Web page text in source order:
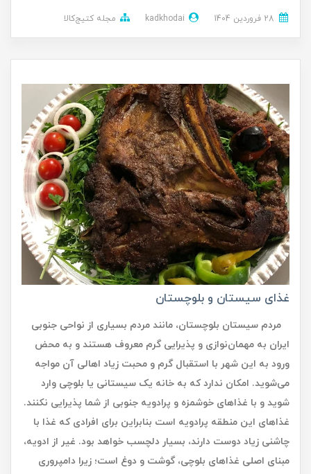
kadkhodai مجله کتیج‌کالا
غذای سیستان و بلوچستان
مردم سیستان بلوچستان، مانند مردم بسیاری از نواحی جنوبی
ایران به مهمان‌نوازی و پذیرایی گرم معروف هستند و به محض
ورود به این شهر با استقبال گرم و محبت زیاد اهالی آن مواجه
می‌شوید. امکان ندارد که به خانه یک سیستانی یا بلوچی وارد
شوید و با غذاهای خوشمزه و پرادویه جنوبی از شما پذیرایی نکنند.
غذاهای این منطقه پرادویه است بنابراین برای افرادی که غذا با
چاشنی زیاد دوست دارند، بسیار دلچسب خواهد بود. غیر از ادویه،
مبنای اصلی غذاهای بلوچی، گوشت و دوغ است؛ زیرا دامپروری